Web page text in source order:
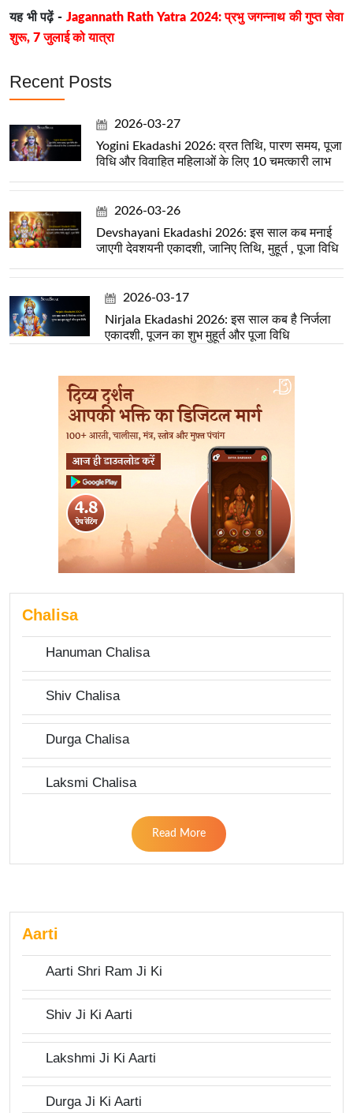
यह भी पढ़ें - Jagannath Rath Yatra 2024: प्रभु जगन्नाथ की गुप्त सेवा
शुरू, 7 जुलाई को यात्रा
Recent Posts
2026-03-27
Yogini Ekadashi 2026: व्रत तिथि, पारण समय, पूजा
विधि और विवाहित महिलाओं के लिए 10 चमत्कारी लाभ
2026-03-26
Devshayani Ekadashi 2026: इस साल कब मनाई
जाएगी देवशयनी एकादशी, जानिए तिथि, मुहूर्त , पूजा विधि
2026-03-17
Nirjala Ekadashi 2026: इस साल कब है निर्जला
एकादशी, पूजन का शुभ मुहूर्त और पूजा विधि
Chalisa
Hanuman Chalisa
Shiv Chalisa
Durga Chalisa
Laksmi Chalisa
Read More
Aarti
Aarti Shri Ram Ji Ki
Shiv Ji Ki Aarti
Lakshmi Ji Ki Aarti
Durga Ji Ki Aarti